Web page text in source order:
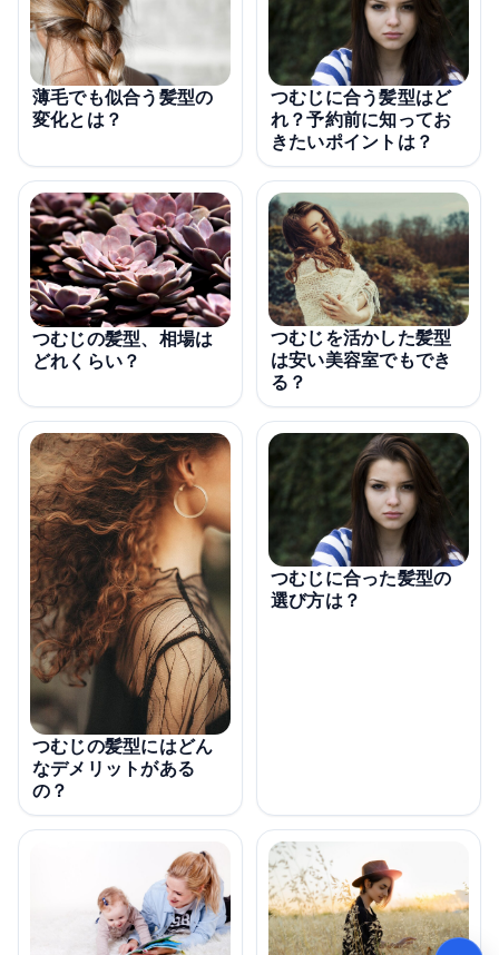
薄毛でも似合う髪型の
変化とは？
つむじに合う髪型はど
れ？予約前に知ってお
きたいポイントは？
つむじの髪型、相場は
どれくらい？
つむじを活かした髪型
は安い美容室でもでき
る？
つむじの髪型にはどん
なデメリットがある
の？
つむじに合った髪型の
選び方は？